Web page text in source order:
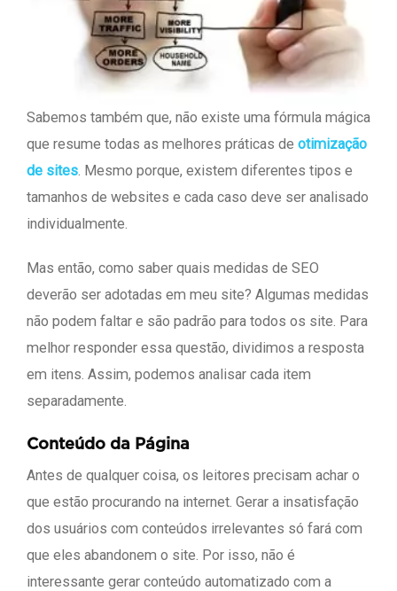
Sabemos também que, não existe uma fórmula mágica
que resume todas as melhores práticas de otimização
de sites. Mesmo porque, existem diferentes tipos e
tamanhos de websites e cada caso deve ser analisado
individualmente.
Mas então, como saber quais medidas de SEO
deverão ser adotadas em meu site? Algumas medidas
não podem faltar e são padrão para todos os site. Para
melhor responder essa questão, dividimos a resposta
em itens. Assim, podemos analisar cada item
separadamente.
Conteúdo da Página
Antes de qualquer coisa, os leitores precisam achar o
que estão procurando na internet. Gerar a insatisfação
dos usuários com conteúdos irrelevantes só fará com
que eles abandonem o site. Por isso, não é
interessante gerar conteúdo automatizado com a